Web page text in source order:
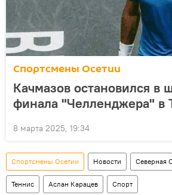
Спортсмены Осетии
Качмазов остановился в
финала "Челленджера" в
8 марта 2025, 19:34
Спортсмены Осетии Новости Северная
Теннис Аслан Карацев Спорт